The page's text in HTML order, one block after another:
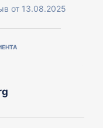
от 13.08.2025